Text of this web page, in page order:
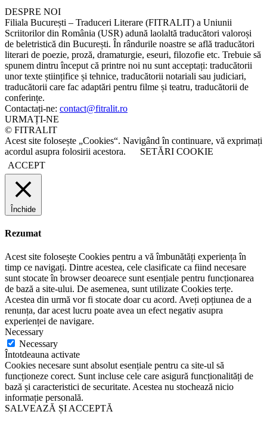
DESPRE NOI
Filiala București – Traduceri Literare (FITRALIT) a Uniunii
Scriitorilor din România (USR) adună laolaltă traducători valoroși
de beletristică din București. În rândurile noastre se află traducători
literari de poezie, proză, dramaturgie, eseuri, filozofie etc. Trebuie să
spunem dintru început că printre noi nu sunt acceptați: traducătorii
unor texte științifice și tehnice, traducătorii notariali sau judiciari,
traducătorii care fac adaptări pentru filme și teatru, traducătorii de
conferințe.
Contactați-ne: contact@fitralit.ro
URMAȚI-NE
© FITRALIT
Acest site folosește „Cookies“. Navigând în continuare, vă exprimați
acordul asupra folosirii acestora.
SETĂRI COOKIE
ACCEPT
Închide
Rezumat
Acest site folosește Cookies pentru a vă îmbunătăți experiența în
timp ce navigați. Dintre acestea, cele clasificate ca fiind necesare
sunt stocate în browser deoarece sunt esențiale pentru funcționarea
de bază a site-ului. De asemenea, sunt utilizate Cookies terțe.
Acestea din urmă vor fi stocate doar cu acord. Aveți opțiunea de a
renunța, dar acest lucru poate avea un efect negativ asupra
experienței de navigare.
Necessary
Necessary
Întotdeauna activate
Cookies necesare sunt absolut esențiale pentru ca site-ul să
funcționeze corect. Sunt incluse cele care asigură funcționalități de
bază și caracteristici de securitate. Acestea nu stochează nicio
informație personală.
SALVEAZĂ ȘI ACCEPTĂ